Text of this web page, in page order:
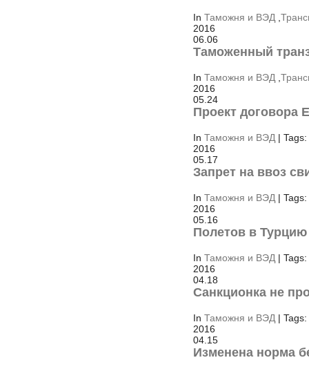
In Таможня и ВЭД
2016
06.06
Таможенный
In Таможня и ВЭД
2016
05.24
Проект договора
In Таможня и ВЭД | Tags:
2016
05.17
Запрет на ввоз
In Таможня и ВЭД | Tags:
2016
05.16
Полетов в Турцию
In Таможня и ВЭД | Tags:
2016
04.18
Санкционка не
In Таможня и ВЭД | Tags:
2016
04.15
Изменена норма